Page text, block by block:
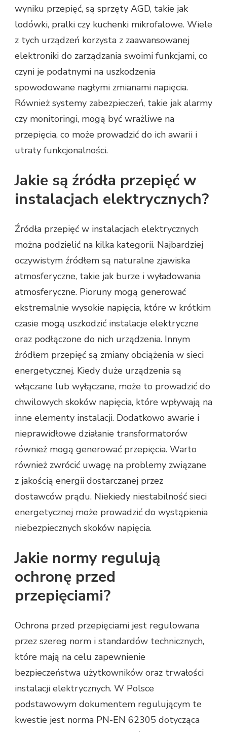
wyniku przepięć, są sprzęty AGD, takie jak
lodówki, pralki czy kuchenki mikrofalowe. Wiele
z tych urządzeń korzysta z zaawansowanej
elektroniki do zarządzania swoimi funkcjami, co
czyni je podatnymi na uszkodzenia
spowodowane nagłymi zmianami napięcia.
Również systemy zabezpieczeń, takie jak alarmy
czy monitoringi, mogą być wrażliwe na
przepięcia, co może prowadzić do ich awarii i
utraty funkcjonalności.
Jakie są źródła przepięć w
instalacjach elektrycznych?
Źródła przepięć w instalacjach elektrycznych
można podzielić na kilka kategorii. Najbardziej
oczywistym źródłem są naturalne zjawiska
atmosferyczne, takie jak burze i wyładowania
atmosferyczne. Pioruny mogą generować
ekstremalnie wysokie napięcia, które w krótkim
czasie mogą uszkodzić instalacje elektryczne
oraz podłączone do nich urządzenia. Innym
źródłem przepięć są zmiany obciążenia w sieci
energetycznej. Kiedy duże urządzenia są
włączane lub wyłączane, może to prowadzić do
chwilowych skoków napięcia, które wpływają na
inne elementy instalacji. Dodatkowo awarie i
nieprawidłowe działanie transformatorów
również mogą generować przepięcia. Warto
również zwrócić uwagę na problemy związane
z jakością energii dostarczanej przez
dostawców prądu. Niekiedy niestabilność sieci
energetycznej może prowadzić do wystąpienia
niebezpiecznych skoków napięcia.
Jakie normy regulują
ochronę przed
przepięciami?
Ochrona przed przepięciami jest regulowana
przez szereg norm i standardów technicznych,
które mają na celu zapewnienie
bezpieczeństwa użytkowników oraz trwałości
instalacji elektrycznych. W Polsce
podstawowym dokumentem regulującym te
kwestie jest norma PN-EN 62305 dotycząca